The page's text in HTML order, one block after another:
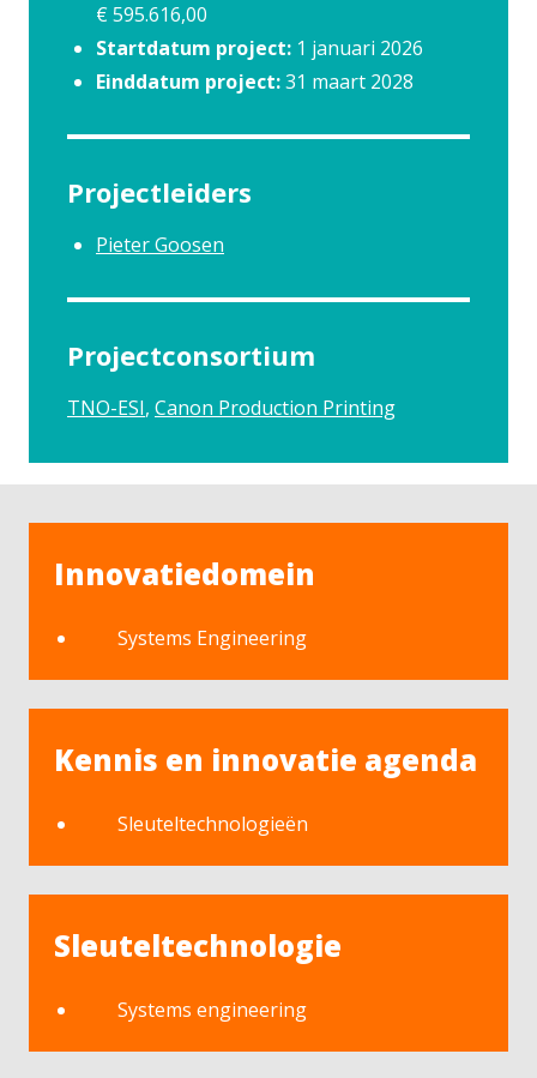
€ 595.616,00
Startdatum project: 1 januari 2026
Einddatum project:31 maart 2028
Projectleiders
Pieter Goosen
Projectconsortium
TNO-ESI Canon Production Printing
Innovatiedomein
Systems Engineering
Kennis en innovatie agenda
Sleuteltechnologieën
Sleuteltechnologie
Systems engineering